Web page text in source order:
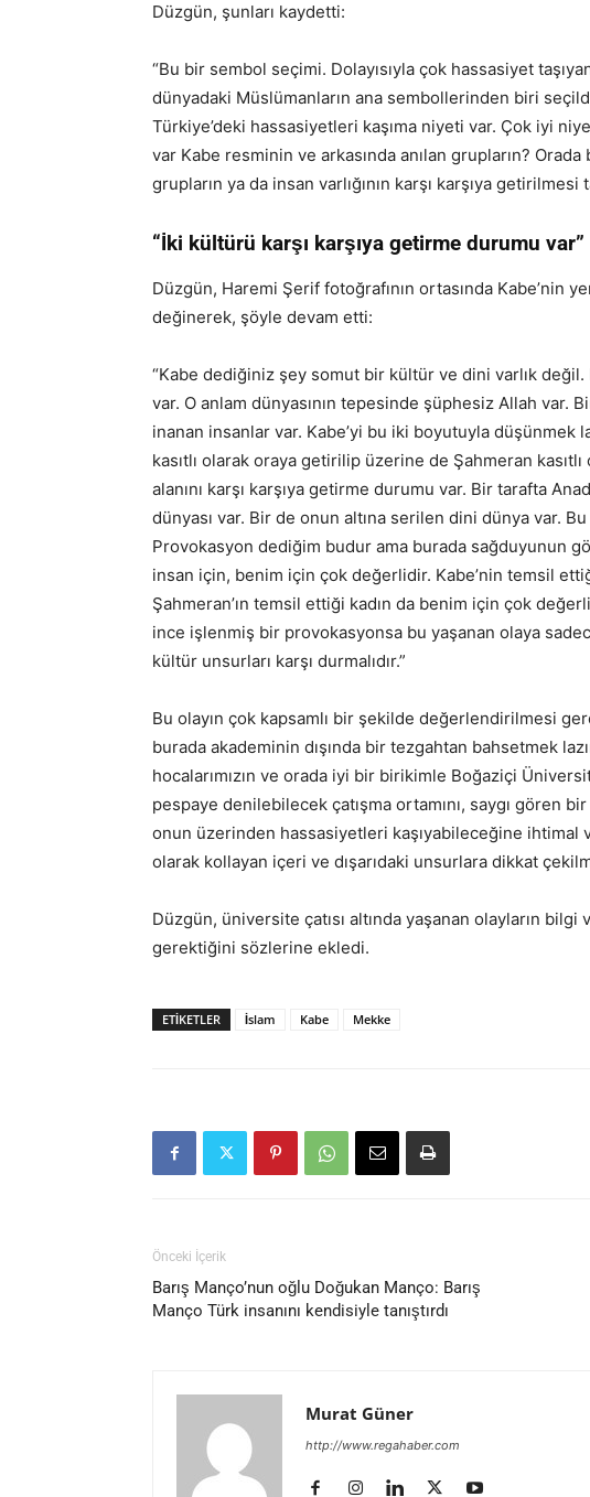
Düzgün, şunları kaydetti:
“Bu bir sembol seçimi. Dolayısıyla çok hassasiyet
dünyadaki Müslümanların ana sembollerinden biri
Türkiye’deki hassasiyetleri kaşıma niyeti var. Çok iyi
var Kabe resminin ve arkasında anılan grupların?
grupların ya da insan varlığının karşı karşıya
“İki kültürü karşı karşıya getirme durumu var”
Düzgün, Haremi Şerif fotoğrafının ortasında Kabe’nin
değinerek, şöyle devam etti:
“Kabe dediğiniz şey somut bir kültür ve dini varlık değil.
var. O anlam dünyasının tepesinde şüphesiz Allah var.
inanan insanlar var. Kabe’yi bu iki boyutuyla düşünmek
kasıtlı olarak oraya getirilip üzerine de Şahmeran
alanını karşı karşıya getirme durumu var. Bir tarafta
dünyası var. Bir de onun altına serilen dini dünya var.
Provokasyon dediğim budur ama burada sağduyunun
insan için, benim için çok değerlidir. Kabe’nin temsil
Şahmeran’ın temsil ettiği kadın da benim için çok
ince işlenmiş bir provokasyonsa bu yaşanan olaya
kültür unsurları karşı durmalıdır.”
Bu olayın çok kapsamlı bir şekilde değerlendirilmesi
burada akademinin dışında bir tezgahtan bahsetmek
hocalarımızın ve orada iyi bir birikimle Boğaziçi
pespaye denilebilecek çatışma ortamını, saygı gören
onun üzerinden hassasiyetleri kaşıyabileceğine ihtimal
olarak kollayan içeri ve dışarıdaki unsurlara dikkat
Düzgün, üniversite çatısı altında yaşanan olayların
gerektiğini sözlerine ekledi.
ETIKETLER İslam Kabe Mekke
Önceki İçerik
Barış Manço’nun oğlu Doğukan Manço: Barış
Manço Türk insanını kendisiyle tanıştırdı
Murat Güner
http://www.regahaber.com